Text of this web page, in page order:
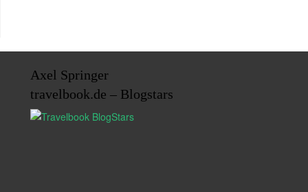
Axel Springer
travelbook.de – Blogstars